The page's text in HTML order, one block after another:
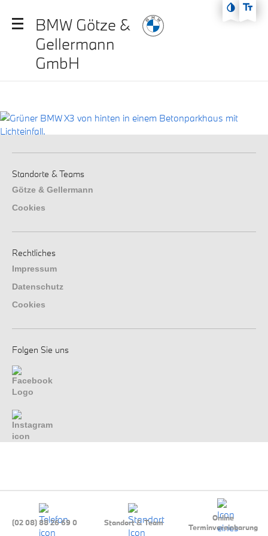
Zum Hauptmenü
BMW Götze &
Gellermann
GmbH
(02 08) 88 26 69 0 Standort & Team
Online
Terminvereinbarung
Standorte & Teams
Götze & Gellermann
Cookies
Rechtliches
Impressum
Datenschutz
Cookies
Folgen Sie uns